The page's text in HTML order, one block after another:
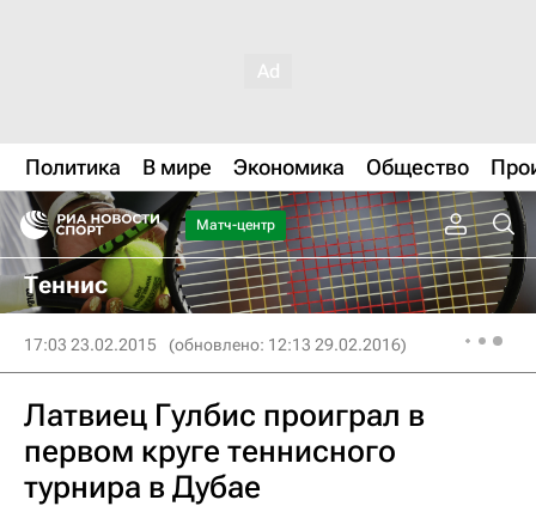
Политика В мире Экономика Общество
Матч-центр
Теннис
17:03 23.02.2015 (обновлено: 12:13 29.02.2016)
Латвиец Гулбис проиграл в
первом круге теннисного
турнира в Дубае